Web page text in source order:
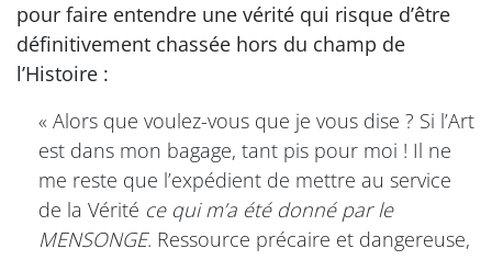
pour faire entendre une vérité qui risque d’être
définitivement chassée hors du champ de
l’Histoire :
« Alors que voulez-vous que je vous dise ? Si l’Art
est dans mon bagage, tant pis pour moi ! Il ne
me reste que l’expédient de mettre au service
de la Vérité ce qui m’a été donné par le
MENSONGE. Ressource précaire et dangereuse,